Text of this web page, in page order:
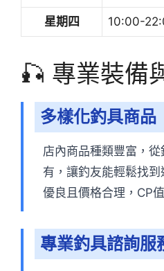
星期四 10:00-
🎣 專業裝備
多樣化釣具商品
店內商品種類豐富，
有，讓釣友能輕鬆找
優良且價格合理，CP值
專業釣具諮詢服